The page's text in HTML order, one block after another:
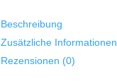
Beschreibung
Zusätzliche Informationen
Rezensionen (0)